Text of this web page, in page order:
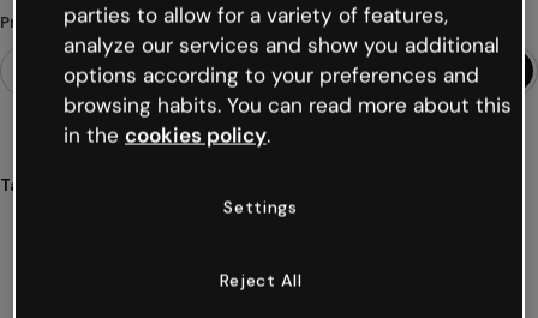
Procurando algo diferente?
Tags
circulares organização
parties to allow for a variety of features,
analyze our services and show you additional
options according to your preferences and
browsing habits. You can read more about this
in the cookies policy.
Settings
Reject All